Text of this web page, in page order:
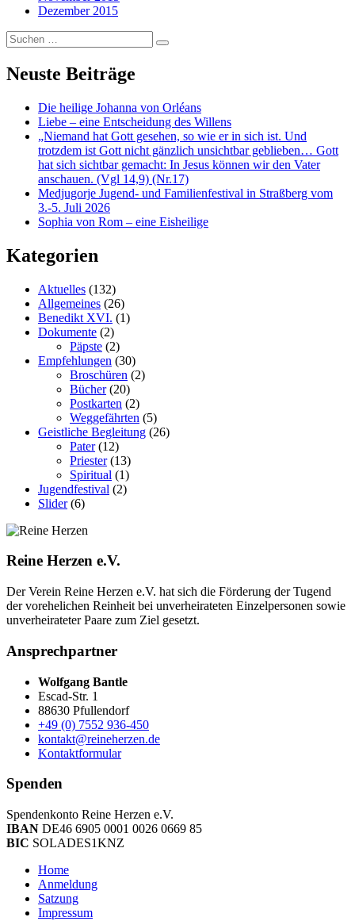
Dezember 2015
Suchen
…
Neuste Beiträge
Die heilige Johanna von Orléans
Liebe – eine Entscheidung des Willens
„Niemand hat Gott gesehen, so wie er in sich ist. Und
trotzdem ist Gott nicht gänzlich unsichtbar geblieben… Gott
hat sich sichtbar gemacht: In Jesus können wir den Vater
anschauen. (Vgl 14,9) (Nr.17)
Medjugorje Jugend- und Familienfestival in Straßberg vom
3.-5. Juli 2026
Sophia von Rom – eine Eisheilige
Kategorien
Aktuelles (132)
Allgemeines (26)
Benedikt XVI. (1)
Dokumente (2)
Päpste (2)
Empfehlungen (30)
Broschüren (2)
Bücher(20)
Postkarten (2)
Weggefährten (5)
Geistliche Begleitung (26)
Pater(12)
Priester(13)
Spiritual (1)
Jugendfestival (2)
Slider(6)
Reine Herzen e.V.
Der Verein Reine Herzen e.V. hat sich die Förderung der Tugend
der vor­ehelichen Rein­heit bei un­ver­heirateten Einzel­personen sowie
un­ver­heirateter Paare zum Ziel gesetzt.
Ansprechpartner
Wolfgang Bantle
Escad-Str. 1
88630 Pfullendorf
+49 (0) 7552 936-450
kontakt@reineherzen.de
Kontaktformular
Spenden
Spendenkonto Reine Herzen e.V.
IBAN DE46 6905 0001 0026 0669 85
BIC SOLADES1KNZ
Home
Anmeldung
Satzung
Impressum